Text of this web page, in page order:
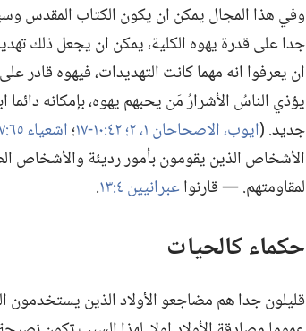
وفي هذا المجال يمكن ان يكون الكتاب المقدس
جدا على قدرة يهوه الكلية،‏ يمكن ان يجعل ذلك
ان يعرفوا انه مهما كانت التهديدات،‏ فيهوه قادر
يؤذي الناسُ الأشرارُ مَن يحبهم يهوه،‏ بإمكانه
جديد.‏ (‏ايوب،‏ الاصحاحان ١،‏ ٤٢:‏١٠-‏١٧ ‏؛‏اشعياء ٦٥:‏١٧
الأشخاص الذين يقومون بأمور رديئة والأشخاص
لمقاومتهم.‏ —‏ قارنواعبرانيين ٤:‏١٣ ‏.‏
حكماء كالحيات
قليلون جدا هم مضاجعو الأولاد الذين يستخدمون